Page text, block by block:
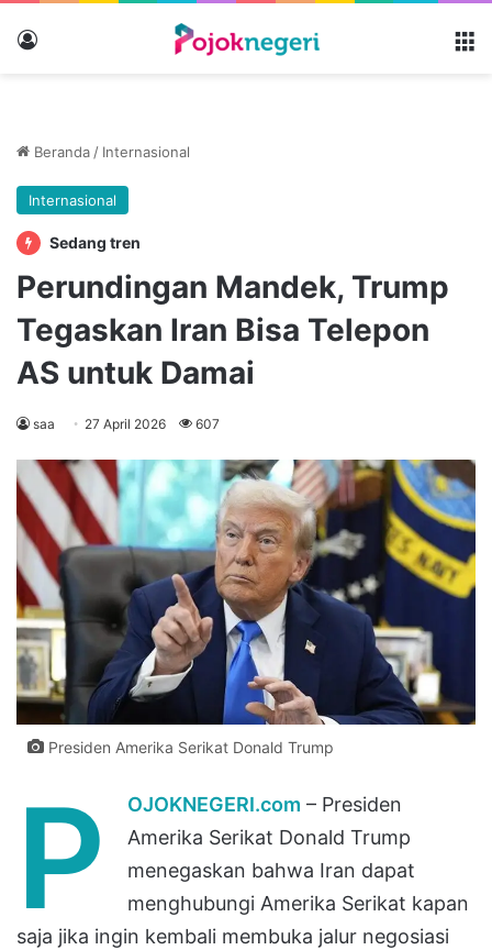
Beranda / Internasional
Internasional
Sedang tren
Perundingan Mandek, Trump
Tegaskan Iran Bisa Telepon
AS untuk Damai
saa 27 April 2026 607
Presiden Amerika Serikat Donald Trump
P OJOKNEGERI.com – Presiden
Amerika Serikat Donald Trump
menegaskan bahwa Iran dapat
menghubungi Amerika Serikat kapan
saja jika ingin kembali membuka jalur negosiasi